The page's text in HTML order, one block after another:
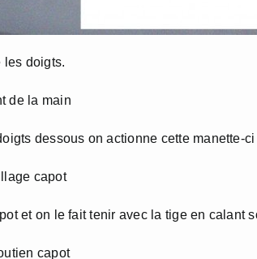
les doigts.
dessous on actionne cette manette-
et on le fait tenir avec la tige en calant